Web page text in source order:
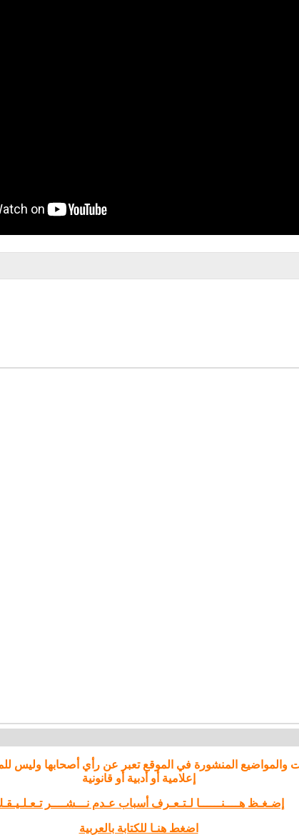
والمواضيع المنشورة في الموقع تعبر عن رأي أصحابها وليس
إعلامية أو أدبية أو قانونية
إضـغـظ هــــنــــــا لـتـعـرف أسباب عـدم نـــشــــر
اضغط هنـا للكتابة بالعربية